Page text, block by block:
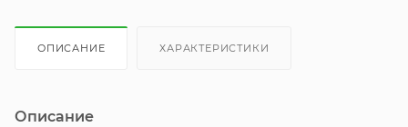
ОПИСАНИЕ ХАРАКТЕРИСТИКИ
Описание